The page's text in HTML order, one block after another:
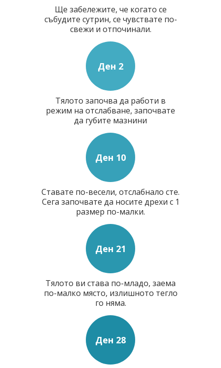
Ще забележите, че когато се
събудите сутрин, се чувствате по-
свежи и отпочинали.
Ден 2
Тялото започва да работи в
режим на отслабване, започвате
да губите мазнини
Ден 10
Ставате по-весели, отслабнало сте.
Сега започвате да носите дрехи с 1
размер по-малки.
Ден 21
Тялото ви става по-младо, заема
по-малко място, излишното тегло
го няма.
Ден 28